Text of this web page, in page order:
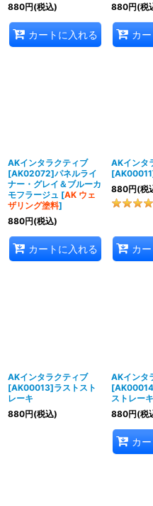
880円(税込)
カートに入れる
880円(税
カ
AKインタラクティブ
[AK02072]パネルライ
ナー・グレイ＆ブルーカ
モフラージュ [AK ウェ
ザリング塗料]
880円(税込)
カートに入れる
AKインタ
880円(税
カ
AKインタラクティブ
[AK00013]ラストスト
レーキ
880円(税込)
AKインタ
ストレー
880円(税
カ